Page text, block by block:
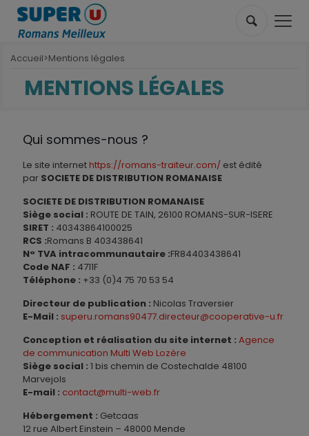
Accueil>Mentions légales
MENTIONS LÉGALES
Qui sommes-nous ?
Le site internet https://romans-traiteur.com/ est édité
par SOCIETE DE DISTRIBUTION ROMANAISE
SOCIETE DE DISTRIBUTION ROMANAISE
Siège social : ROUTE DE TAIN, 26100 ROMANS-SUR-ISERE
SIRET : 40343864100025
RCS :Romans B 403438641
N° TVA intracommunautaire :FR84403438641
Code NAF : 4711F
Téléphone : +33 (0)4 75 70 53 54
Directeur de publication : Nicolas Traversier
E-Mail : superu.romans90477.directeur@cooperative-u.fr
Conception et réalisation du site internet : Agence
de communication Multi Web Lozère
Siège social : 1 bis chemin de Costechalde 48100
Marvejols
E-mail : contact@multi-web.fr
Hébergement : Getcaas
12 rue Albert Einstein – 48000 Mende